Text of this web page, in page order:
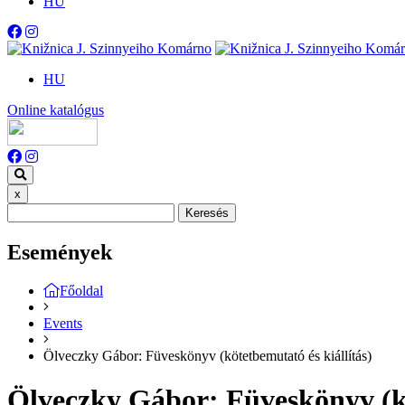
HU
Online katalógus
x
Keresés
Események
Főoldal
Events
Ölveczky Gábor: Füveskönyv (kötetbemutató és kiállítás)